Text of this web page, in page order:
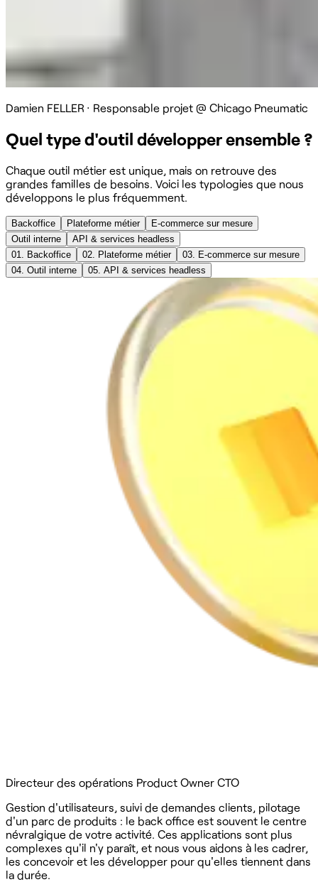
Damien FELLER · Responsable projet @ Chicago Pneumatic
Quel type d'outil développer ensemble ?
Chaque outil métier est unique, mais on retrouve des
grandes familles de besoins. Voici les typologies que nous
développons le plus fréquemment.
Backoffice Plateforme métier
E-commerce sur mesure
Outil interne
API & services headless
01. Backoffice 02. Plateforme métier 03. E-commerce sur mesure
04. Outil interne 05. API & services headless
Directeur des opérations Product Owner CTO
Gestion d'utilisateurs, suivi de demandes clients, pilotage
d'un parc de produits : le back office est souvent le centre
névralgique de votre activité. Ces applications sont plus
complexes qu'il n'y paraît, et nous vous aidons à les cadrer,
les concevoir et les développer pour qu'elles tiennent dans
la durée.